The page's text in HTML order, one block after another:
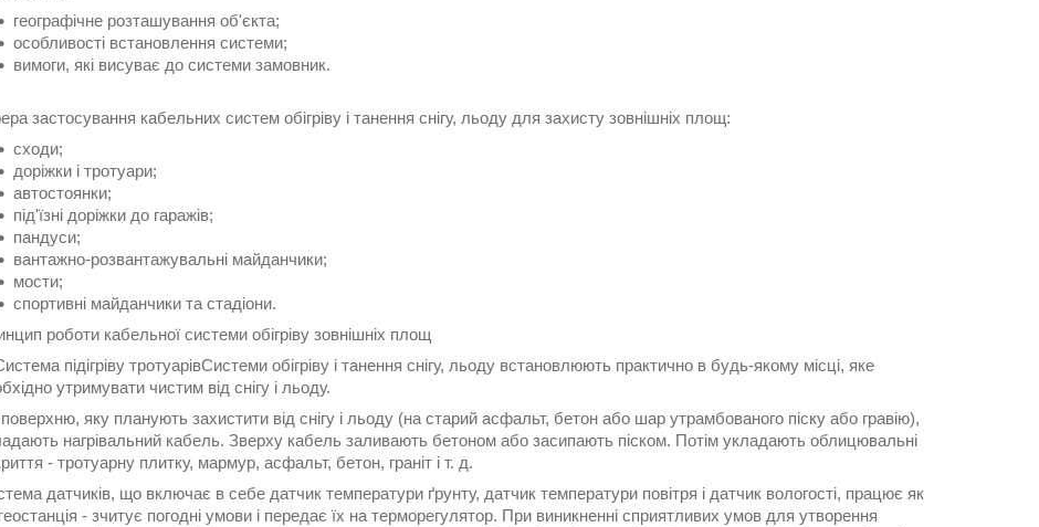
географічне розташування об'єкта;
особливості встановлення системи;
вимоги, які висуває до системи замовник.
застосування кабельних систем обігріву і танення снігу, льоду для захисту зовнішніх площ:
сходи;
доріжки і тротуари;
автостоянки;
під'їзні доріжки до гаражів;
пандуси;
вантажно-розвантажувальні майданчики;
мости;
спортивні майданчики та стадіони.
роботи кабельної системи обігріву зовнішніх площ
Системи обігріву і танення снігу, льоду встановлюють практично в будь-якому місці, яке
утримувати чистим від снігу і льоду.
яку планують захистити від снігу і льоду (на старий асфальт, бетон або шар утрамбованого піску або гравію),
нагрівальний кабель. Зверху кабель заливають бетоном або засипають піском. Потім укладають облицювальні
- тротуарну плитку, мармур, асфальт, бетон, граніт і т. д.
датчиків, що включає в себе датчик температури ґрунту, датчик температури повітря і датчик вологості, працює як
- зчитує погодні умови і передає їх на терморегулятор. При виникненні сприятливих умов для утворення